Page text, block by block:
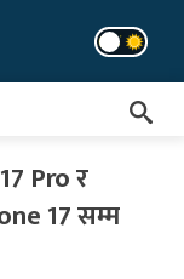
Pro र
17 सम्म